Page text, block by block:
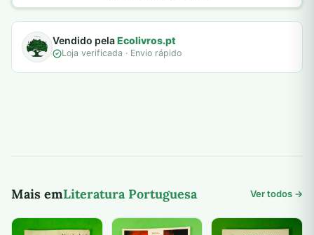
Vendido pelaEcolivros.pt
Loja verificada · Envio rápido
Mais emLiteratura Portuguesa Ver todos →